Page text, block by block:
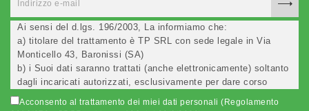
Ai sensi del d.lgs. 196/2003, La informiamo che:
a) titolare del trattamento è TP SRL con sede legale in Via
Monticello 43, Baronissi (SA)
b) i Suoi dati saranno trattati (anche elettronicamente) soltanto
dagli incaricati autorizzati, esclusivamente per dare corso
all'invio della newsletter e per l'invio (anche via email) di
Acconsento al trattamento dei miei dati personali (Regolamento